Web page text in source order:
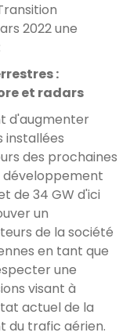
2022 une
:
et radars
d'augmenter
installées
des prochaines
développement
de 34 GW d'ici
un
de la société
en tant que
une
visant à
actuel de la
du trafic aérien.